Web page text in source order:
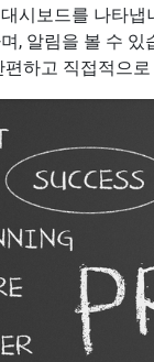
시보드를 나타
, 알림을 볼 수
하고 직접적으